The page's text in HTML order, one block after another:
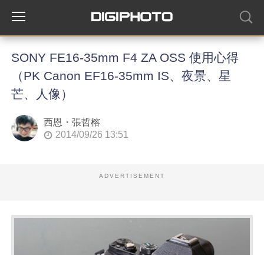
SONY FE16-35mm F4 ZA OSS 使用心得
（PK Canon EF16-35mm IS、夜景、星
芒、人像）
西恩・張哲榕
2014/09/26 13:51
ADVERTISEMENT